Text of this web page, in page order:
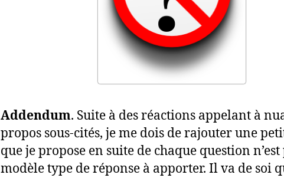
Addendum. Suite à des réactions appelant à
propos sous-cités, je me dois de rajouter une
que je propose en suite de chaque question n’est
modèle type de réponse à apporter. Il va de soi